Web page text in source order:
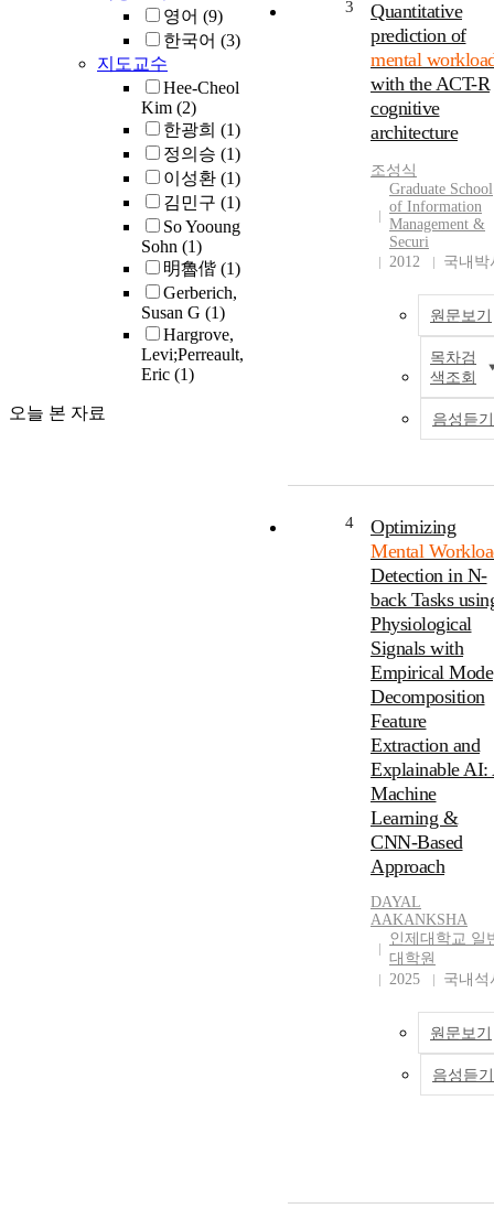
영어 (9)
한국어 (3)
지도교수
Hee-Cheol
Kim (2)
한광희 (1)
정의승 (1)
이성환 (1)
김민구 (1)
So Yooung
Sohn (1)
明魯偕 (1)
Gerberich,
Susan G (1)
Hargrove,
Levi;Perreault,
Eric (1)
오늘 본 자료
3
Quantitative
prediction of
mental
with the ACT-R
cognitive
architecture
조성식
Graduate School
of Information
Management &
Securi
2012
국내박
원문보기
목차검
색조회
음성듣기
4
Optimizing
Mental
Detection in N-
back Tasks
Physiological
Signals with
Empirical Mode
Decomposition
Feature
Extraction and
Explainable AI:
Machine
Learning &
CNN-Based
Approach
DAYAL
AAKANKSHA
인제대학교 일
대학원
2025
국내석
원문보기
음성듣기